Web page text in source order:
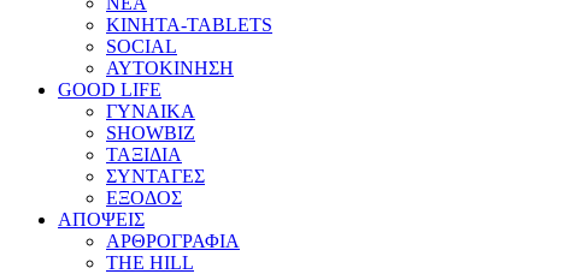
ΚΙΝΗΤΑ-TABLETS
SOCIAL
ΑΥΤΟΚΙΝΗΣΗ
GOOD LIFE
ΓΥΝΑΙΚΑ
SHOWBIZ
ΤΑΞΙΔΙΑ
ΣΥΝΤΑΓΕΣ
ΕΞΟΔΟΣ
ΑΠΟΨΕΙΣ
ΑΡΘΡΟΓΡΑΦΙΑ
THE HILL